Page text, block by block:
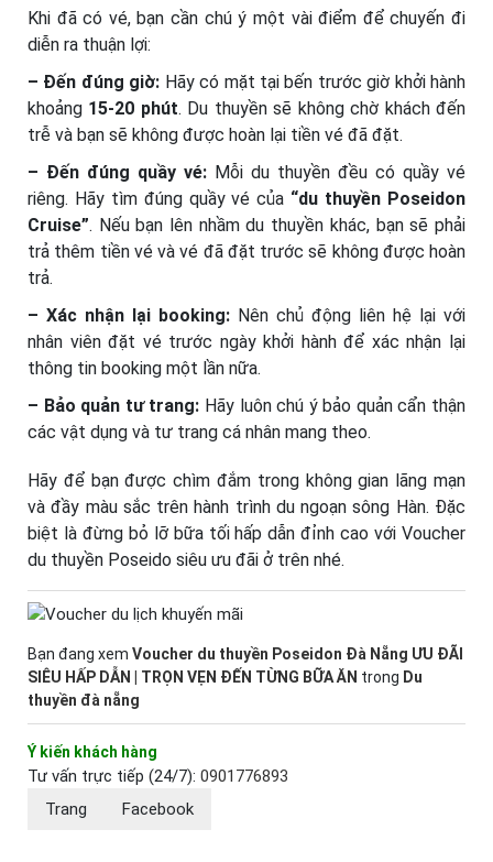
Khi đã có vé, bạn cần chú ý một vài điểm để chuyến đi
diễn ra thuận lợi:
– Đến đúng giờ: Hãy có mặt tại bến trước giờ khởi hành
khoảng 15-20 phút. Du thuyền sẽ không chờ khách đến
trễ và bạn sẽ không được hoàn lại tiền vé đã đặt.
– Đến đúng quầy vé: Mỗi du thuyền đều có quầy vé
riêng. Hãy tìm đúng quầy vé của “du thuyền Poseidon
Cruise”. Nếu bạn lên nhầm du thuyền khác, bạn sẽ phải
trả thêm tiền vé và vé đã đặt trước sẽ không được hoàn
trả.
– Xác nhận lại booking: Nên chủ động liên hệ lại với
nhân viên đặt vé trước ngày khởi hành để xác nhận lại
thông tin booking một lần nữa.
– Bảo quản tư trang: Hãy luôn chú ý bảo quản cẩn thận
các vật dụng và tư trang cá nhân mang theo.
Hãy để bạn được chìm đắm trong không gian lãng mạn
và đầy màu sắc trên hành trình du ngoạn sông Hàn. Đặc
biệt là đừng bỏ lỡ bữa tối hấp dẫn đỉnh cao với Voucher
du thuyền Poseido siêu ưu đãi ở trên nhé.
Bạn đang xem Voucher du thuyền Poseidon Đà Nẵng ƯU ĐÃI
SIÊU HẤP DẪN | TRỌN VẸN ĐẾN TỪNG BỮA ĂN trong Du
thuyền đà nẵng
Ý kiến khách hàng
Tư vấn trực tiếp (24/7): 0901776893
Trang
Facebook